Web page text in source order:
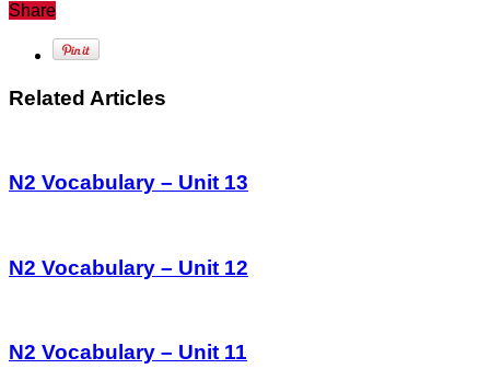
Share
Related Articles
N2 Vocabulary – Unit 13
N2 Vocabulary – Unit 12
N2 Vocabulary – Unit 11